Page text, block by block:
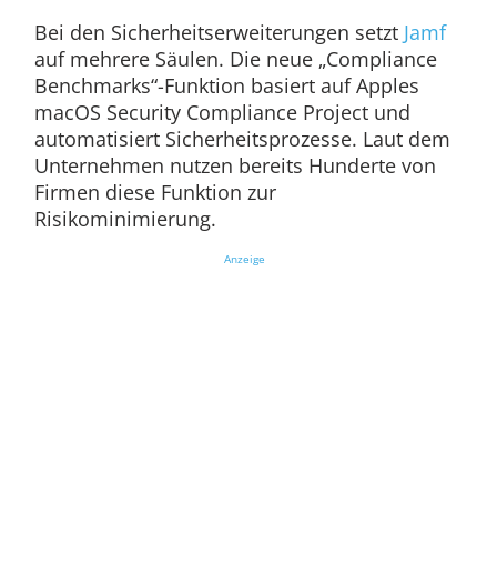
Bei den Sicherheitserweiterungen setzt Jamf
auf mehrere Säulen. Die neue „Compliance
Benchmarks“-Funktion basiert auf Apples
macOS Security Compliance Project und
automatisiert Sicherheitsprozesse. Laut dem
Unternehmen nutzen bereits Hunderte von
Firmen diese Funktion zur
Risikominimierung.
Anzeige